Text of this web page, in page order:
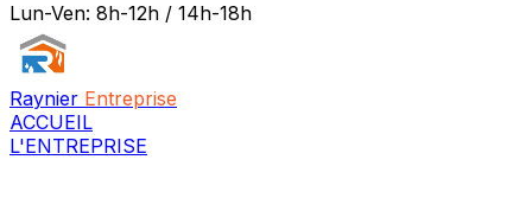
Lun-Ven: 8h-12h / 14h-18h
Raynier Entreprise
ACCUEIL
L'ENTREPRISE